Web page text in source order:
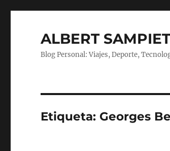
ALBERT
Blog Personal: Viajes, Deporte,
Etiqueta: Georges